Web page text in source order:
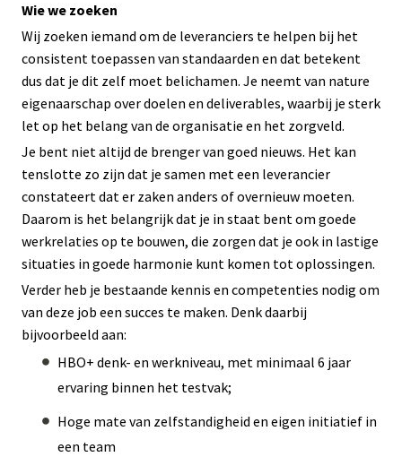
Wie we zoeken
Wij zoeken iemand om de leveranciers te helpen bij het
consistent toepassen van standaarden en dat betekent
dus dat je dit zelf moet belichamen. Je neemt van nature
eigenaarschap over doelen en deliverables, waarbij je sterk
let op het belang van de organisatie en het zorgveld.
Je bent niet altijd de brenger van goed nieuws. Het kan
tenslotte zo zijn dat je samen met een leverancier
constateert dat er zaken anders of overnieuw moeten.
Daarom is het belangrijk dat je in staat bent om goede
werkrelaties op te bouwen, die zorgen dat je ook in lastige
situaties in goede harmonie kunt komen tot oplossingen.
Verder heb je bestaande kennis en competenties nodig om
van deze job een succes te maken. Denk daarbij
bijvoorbeeld aan:
HBO+ denk- en werkniveau, met minimaal 6 jaar
ervaring binnen het testvak;
Hoge mate van zelfstandigheid en eigen initiatief in
een team